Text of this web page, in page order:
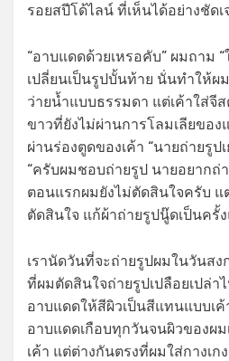
รอยสปีโด้ไลน์ ที่เห็นได้อย่างชัดเ
“อาบแดดด้วยเหรอคับ” ผมถาม
เปลี่ยนเป็นรูปบั้นท้าย นั่นทำให้ผม
ว่ายน้ำแบบธรรมดา แต่เค้าใส่จี
ขาวที่ยังไม่ผ่านการโลมเลียของ
ผ่านร่องตูดของเค้า “นายถ่ายรูป
“ครับผมชอบถ่ายรูป นายอยากถ่
ตอนแรกผมยังไม่ตัดสินใจครับ แ
ตัดสินใจ แก้ผ้าถ่ายรูปนู๊ดเป็นครั้
เรานัดวันที่จะถ่ายรูปผมในวันส
ที่ผมตัดสินใจถ่ายรูปเปลือยเปล่า
อาบแดดให้สีผิวเป็นสีแทนแบบเ
อาบแดดเกือบทุกวันจนผิวของผ
เค้า แต่ต่างกันตรงที่ผมใส่กางเ